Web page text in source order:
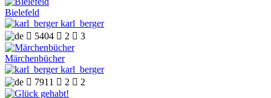
Bielefeld
karl_berger
 5404  2  3
Märchenbücher
karl_berger
 7911  2  2